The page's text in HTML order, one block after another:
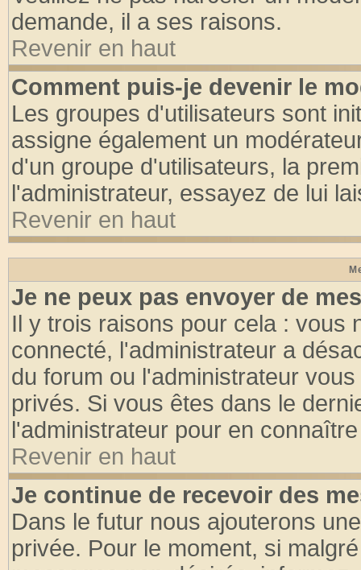
demande, il a ses raisons.
Revenir en haut
Comment puis-je devenir le
Les groupes d'utilisateurs sont
assigne également un
d'un groupe d'utilisateurs, la
l'administrateur, essayez de lui
Revenir en haut
Je ne peux pas envoyer de
Il y trois raisons pour cela : vous
connecté, l'administrateur a
du forum ou l'administrateur
privés. Si vous êtes dans le
l'administrateur pour en
Revenir en haut
Je continue de recevoir des
Dans le futur nous ajouterons
privée. Pour le moment, si